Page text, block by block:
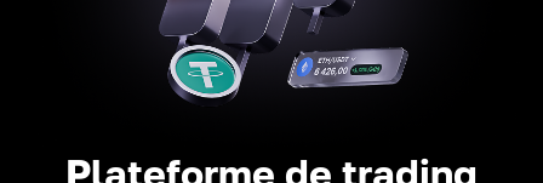
Plateforme de trading